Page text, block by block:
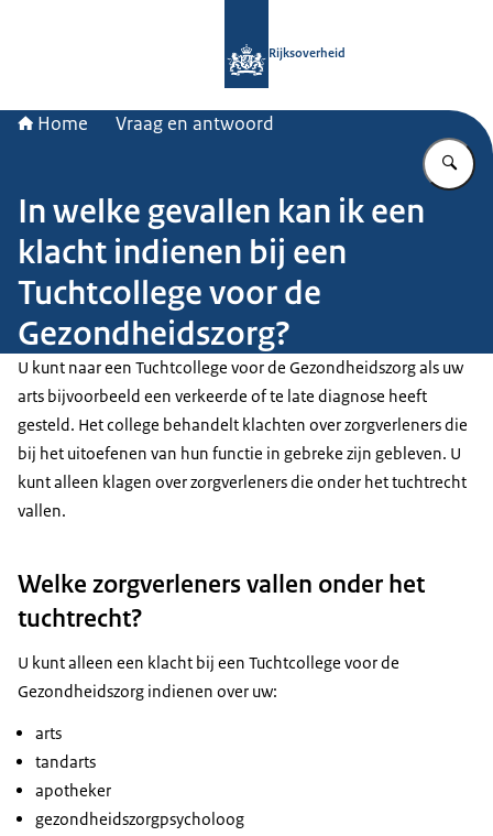
Rijksoverheid
Home Vraag en antwoord
In welke gevallen kan ik een
klacht indienen bij een
Tuchtcollege voor de
Gezondheidszorg?
U kunt naar een Tuchtcollege voor de Gezondheidszorg als uw
arts bijvoorbeeld een verkeerde of te late diagnose heeft
gesteld. Het college behandelt klachten over zorgverleners die
bij het uitoefenen van hun functie in gebreke zijn gebleven. U
kunt alleen klagen over zorgverleners die onder het tuchtrecht
vallen.
Welke zorgverleners vallen onder het
tuchtrecht?
U kunt alleen een klacht bij een Tuchtcollege voor de
Gezondheidszorg indienen over uw:
arts
tandarts
apotheker
gezondheidszorgpsycholoog